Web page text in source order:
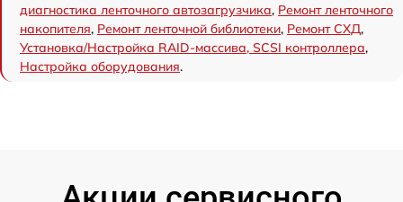
диагностика ленточного автозагрузчика, Ремонт ленточного
накопителя, Ремонт ленточной библиотеки, Ремонт СХД,
Установка/Настройка RAID-массива, SCSI контроллера,
Настройка оборудования.